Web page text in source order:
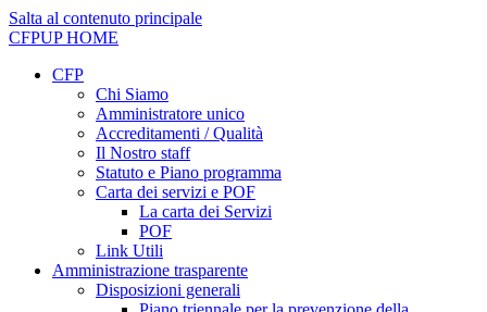
Salta al contenuto principale
CFPUPHOME
CFP
Chi Siamo
Amministratore unico
Accreditamenti / Qualità
Il Nostro staff
Statuto e Piano programma
Carta dei servizi e POF
La carta dei Servizi
POF
Link Utili
Amministrazione trasparente
Disposizioni generali